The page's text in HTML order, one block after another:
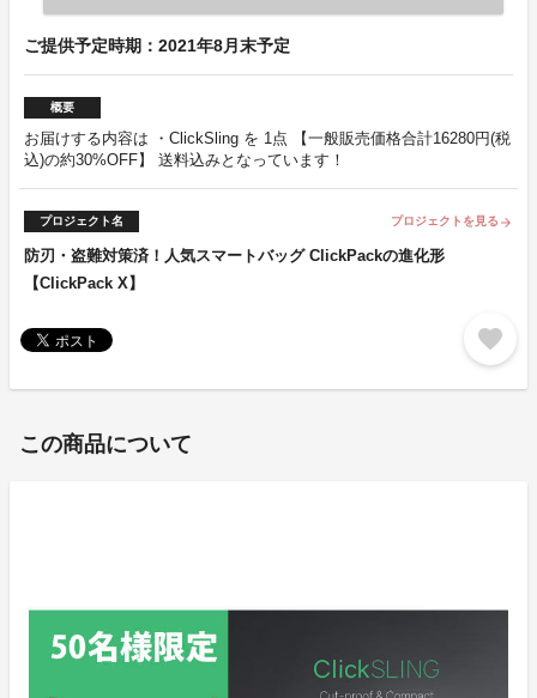
ご提供予定時期：2021年8月末予定
概要
お届けする内容は ・ClickSling を 1点 【一般販売価格合計16280円(税
込)の約30%OFF】 送料込みとなっています！
プロジェクト名 プロジェクトを見る arrow_forward
防刃・盗難対策済！人気スマートバッグ ClickPackの進化形
【ClickPack X】
favorite
この商品について